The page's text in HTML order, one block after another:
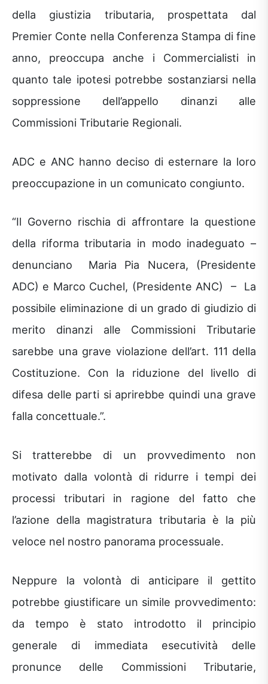
della giustizia tributaria, prospettata dal
Premier Conte nella Conferenza Stampa di fine
anno, preoccupa anche i Commercialisti in
quanto tale ipotesi potrebbe sostanziarsi nella
soppressione dell’appello dinanzi alle
Commissioni Tributarie Regionali.
ADC e ANC hanno deciso di esternare la loro
preoccupazione in un comunicato congiunto.
“Il Governo rischia di affrontare la questione
della riforma tributaria in modo inadeguato –
denunciano Maria Pia Nucera, (Presidente
ADC) e Marco Cuchel, (Presidente ANC) – La
possibile eliminazione di un grado di giudizio di
merito dinanzi alle Commissioni Tributarie
sarebbe una grave violazione dell’art. 111 della
Costituzione. Con la riduzione del livello di
difesa delle parti si aprirebbe quindi una grave
falla concettuale.”.
Si tratterebbe di un provvedimento non
motivato dalla volontà di ridurre i tempi dei
processi tributari in ragione del fatto che
l’azione della magistratura tributaria è la più
veloce nel nostro panorama processuale.
Neppure la volontà di anticipare il gettito
potrebbe giustificare un simile provvedimento:
da tempo è stato introdotto il principio
generale di immediata esecutività delle
pronunce delle Commissioni Tributarie,